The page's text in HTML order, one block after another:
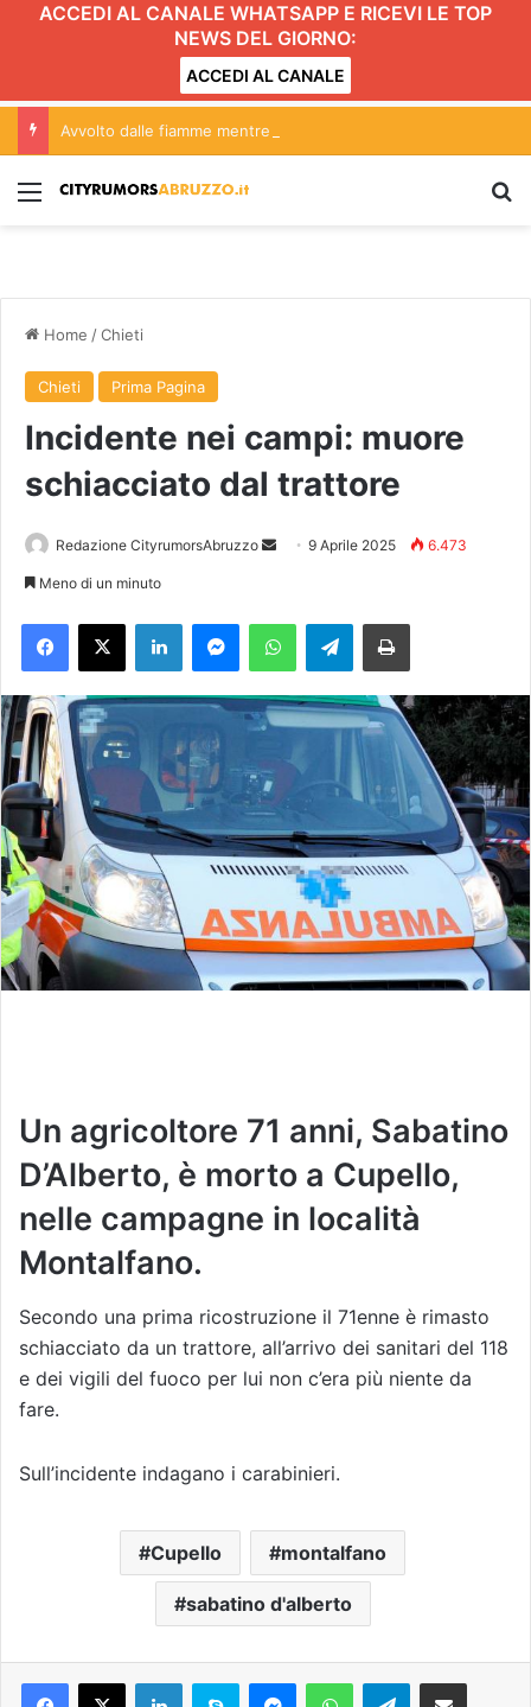
ACCEDI AL CANALE WHATSAPP E RICEVI LE TOP
NEWS DEL GIORNO:
ACCEDI AL CANALE
Avvolto dalle fiamme mentre accende il barbecue
Menu
Home /Chieti
Chieti Prima Pagina
Incidente nei campi: muore
schiacciato dal trattore
Redazione CityrumorsAbruzzo
a
n
m
a
i
9 Aprile 2025 6.473
Meno di un minuto
Telegram
Un agricoltore 71 anni, Sabatino
D’Alberto, è morto a Cupello,
nelle campagne in località
Montalfano.
Secondo una prima ricostruzione il 71enne è rimasto
schiacciato da un trattore, all’arrivo dei sanitari del 118
e dei vigili del fuoco per lui non c’era più niente da
fare.
Sull’incidente indagano i carabinieri.
Cupello montalfano
sabatino d'alberto
Telegram